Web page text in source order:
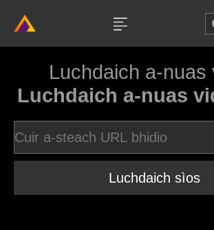
Luchdaich a-nuas
Luchdaich a-nuas
Luchdaich sìos